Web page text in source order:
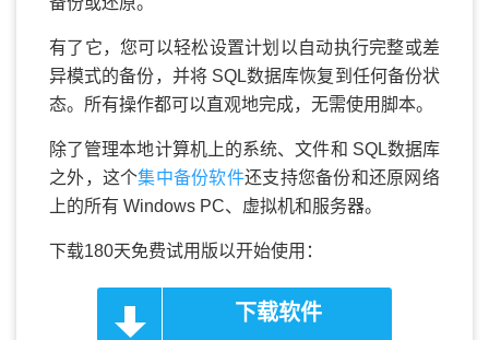
有了它，您可以轻松设置计划以自动执行完整或差
异模式的备份，并将 SQL数据库恢复到任何备份状
态。所有操作都可以直观地完成，无需使用脚本。
除了管理本地计算机上的系统、文件和 SQL数据库
之外，这个集中备份软件还支持您备份和还原网络
上的所有 Windows PC、虚拟机和服务器。
下载180天免费试用版以开始使用：
下载软件